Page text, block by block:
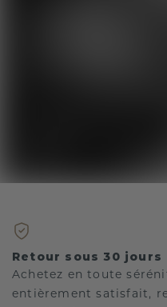
Retour sous 30 jours
Achetez en toute
entièrement satisfait,